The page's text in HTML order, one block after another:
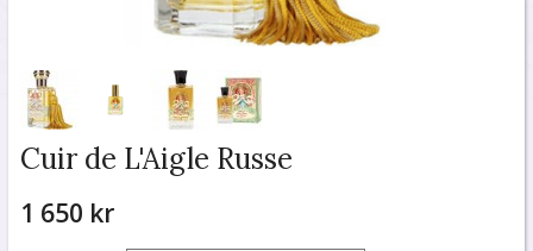
Cuir de L'Aigle Russe
1 650 kr